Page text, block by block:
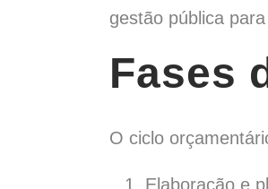
gestão pública
Fases
O ciclo
Elaboração e